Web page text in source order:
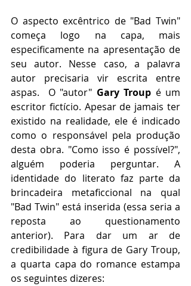
O aspecto excêntrico de "Bad Twin"
começa logo na capa, mais
especificamente na apresentação de
seu autor. Nesse caso, a palavra
autor precisaria vir escrita entre
aspas.  O "autor" Gary Troup é um
escritor fictício. Apesar de jamais ter
existido na realidade, ele é indicado
como o responsável pela produção
desta obra. "Como isso é possível?",
alguém poderia perguntar. A
identidade do literato faz parte da
brincadeira metaficcional na qual
"Bad Twin" está inserida (essa seria a
reposta ao questionamento
anterior). Para dar um ar de
credibilidade à figura de Gary Troup,
a quarta capa do romance estampa
os seguintes dizeres: